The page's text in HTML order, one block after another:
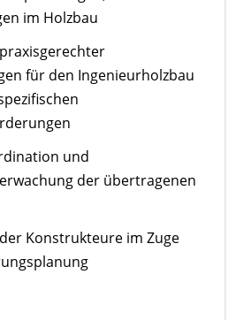
im Holzbau
für den Ingenieurholzbau
und
der übertragenen
Konstrukteure im Zuge